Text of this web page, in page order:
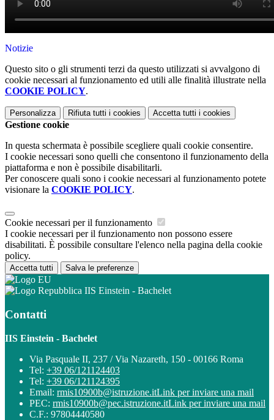
Notizie
Questo sito o gli strumenti terzi da questo utilizzati si avvalgono di
cookie necessari al funzionamento ed utili alle finalità illustrate nella
COOKIE POLICY.
Personalizza Rifiuta tutti i cookies Accetta tutti i cookies
Gestione cookie
In questa schermata è possibile scegliere quali cookie consentire.
I cookie necessari sono quelli che consentono il funzionamento della
piattaforma e non è possibile disabilitarli.
Per conoscere quali sono i cookie necessari al funzionamento potete
visionare la COOKIE POLICY.
Cookie necessari per il funzionamento
I cookie necessari per il funzionamento non possono essere
disabilitati. È possibile consultare l'elenco nella pagina della cookie
policy.
Accetta tutti Salva le preferenze
IIS Einstein - Bachelet
Contatti
IIS Einstein - Bachelet
Via Pasquale II, 237 / Via Nazareth, 150 - 00166 Roma
Tel: +39 06/121124403
Tel: +39 06/121124395
Email: rmis10900b@istruzione.itLink per inviare una mail
PEC: rmis10900b@pec.istruzione.itLink per inviare una mail
C.F.: 97804440580